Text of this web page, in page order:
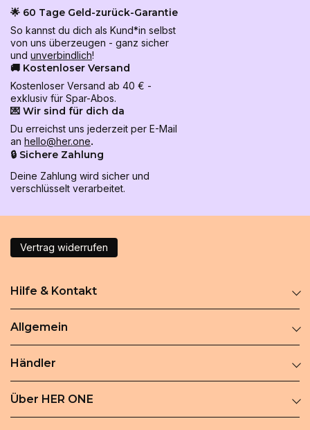
🌟 60 Tage Geld-zurück-Garantie
So kannst du dich als Kund*in selbst
von uns überzeugen - ganz sicher
und unverbindlich!
🚚 Kostenloser Versand
Kostenloser Versand ab 40 € -
exklusiv für Spar-Abos.
💌 Wir sind für dich da
Du erreichst uns jederzeit per E-Mail
an hello@her.one.
🔒 Sichere Zahlung
Deine Zahlung wird sicher und
verschlüsselt verarbeitet.
Vertrag widerrufen
Hilfe & Kontakt
Allgemein
Händler
Über HER ONE